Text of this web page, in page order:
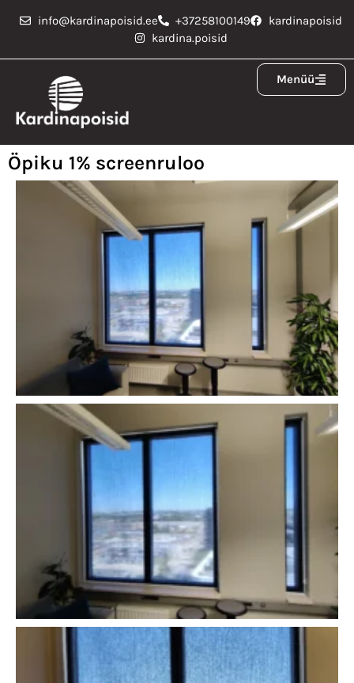
info@kardinapoisid.ee +37258100149
kardinapoisid
kardina.poisid
Menüü
Öpiku 1% screenruloo